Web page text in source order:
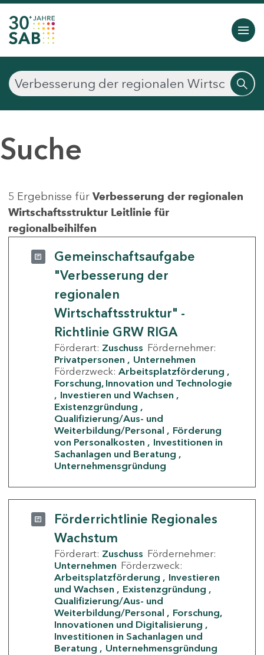
Suche
5 Ergebnisse für Verbesserung der regionalen
Wirtschaftsstruktur Leitlinie für
regionalbeihilfen
Gemeinschaftsaufgabe
"Verbesserung der
regionalen
Wirtschaftsstruktur" -
Richtlinie GRW RIGA
Förderart: Zuschuss Fördernehmer:
Privatpersonen
Unternehmen
Förderzweck: Arbeitsplatzförderung
Forschung, Innovation und Technologie
Investieren und Wachsen
Existenzgründung
Qualifizierung/Aus- und
Weiterbildung/Personal
Förderung
von Personalkosten
Investitionen in
Sachanlagen und Beratung
Unternehmensgründung
Förderrichtlinie Regionales
Wachstum
Förderart: Zuschuss Fördernehmer:
Unternehmen Förderzweck:
Arbeitsplatzförderung
Investieren
und Wachsen
Existenzgründung
Qualifizierung/Aus- und
Weiterbildung/Personal
Forschung,
Innovationen und Digitalisierung
Investitionen in Sachanlagen und
Beratung
Unternehmensgründung